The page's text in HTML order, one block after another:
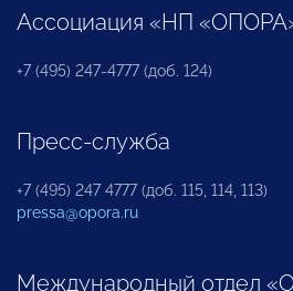
Ассоциация «НП
+7 (495) 247-4777 (доб. 124)
Пресс-служба
+7 (495) 247 4777 (доб. 115, 114, 113)
pressa@opora.ru
Международный отдел